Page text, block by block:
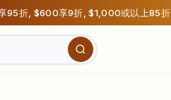
95折, $600享9折, $1,000或以上85折